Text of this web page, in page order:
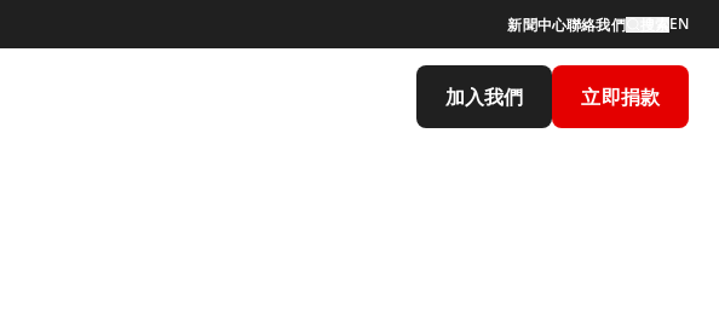
新聞中心聯絡我們 EN
加入我們 立即捐款